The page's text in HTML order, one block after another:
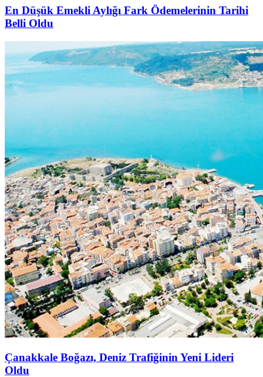
En Düşük Emekli Aylığı Fark Ödemelerinin Tarihi
Belli Oldu
Çanakkale Boğazı, Deniz Trafiğinin Yeni Lideri
Oldu